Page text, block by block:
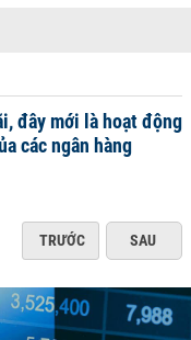
đây mới là hoạt động
các ngân hàng
TRƯỚC SAU